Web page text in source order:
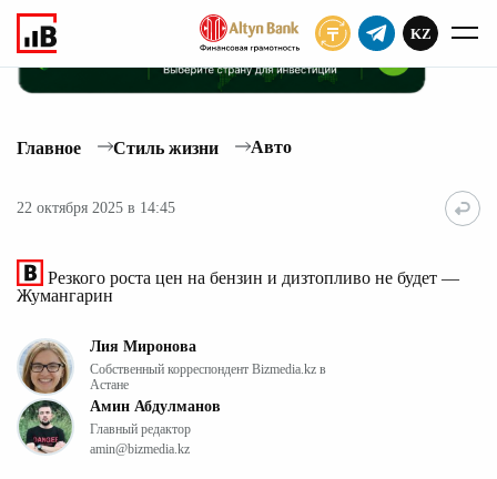
KZ
Главное Стиль жизни Авто
22 октября 2025 в 14:45
Резкого роста цен на бензин и дизтопливо не будет —
Жумангарин
Лия Миронова
Собственный корреспондент Bizmedia.kz в
Астане
Амин Абдулманов
Главный редактор
amin@bizmedia.kz